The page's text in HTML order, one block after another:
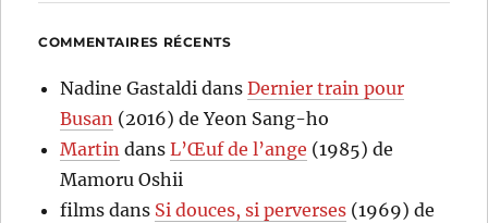
COMMENTAIRES RÉCENTS
Nadine Gastaldi dansDernier train pour
Busan (2016) de Yeon Sang-ho
Martin dansL’Œuf de l’ange (1985) de
Mamoru Oshii
films dans Si douces, si perverses (1969) de